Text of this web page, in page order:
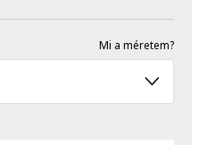
Mi a méretem?